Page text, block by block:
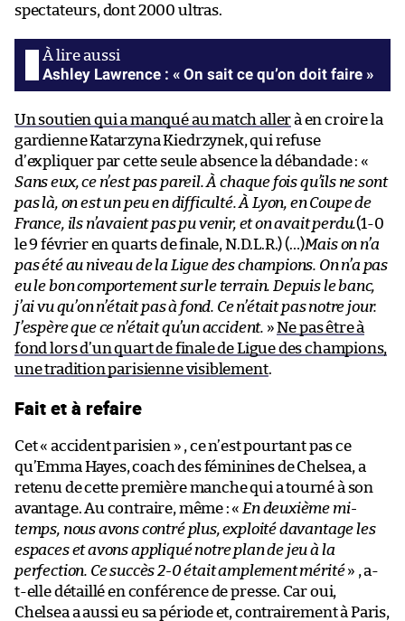
spectateurs, dont 2000 ultras.
Ashley Lawrence : « On sait ce qu’on doit faire »
Un soutien qui a manqué au match allerà en croire la
gardienne Katarzyna Kiedrzynek, qui refuse
d’expliquer par cette seule absence la débandade : «
Sans eux, ce n’est pas pareil. À chaque fois qu’ils ne sont
pas là, on est un peu en difficulté. À Lyon, en Coupe de
France, ils n’avaient pas pu venir, et on avait perdu.(1-0
le 9 février en quarts de finale, N.D.L.R.) (…)Mais on n’a
pas été au niveau de la Ligue des champions. On n’a pas
eu le bon comportement sur le terrain. Depuis le banc,
j’ai vu qu’on n’était pas à fond. Ce n’était pas notre jour.
J’espère que ce n’était qu’un accident. »Ne pas être à
fond lors d’un quart de finale de Ligue des champions,
une tradition parisienne visiblement.
Fait et à refaire
Cet « accident parisien » , ce n’est pourtant pas ce
qu’Emma Hayes, coach des féminines de Chelsea, a
retenu de cette première manche qui a tourné à son
avantage. Au contraire, même : « En deuxième mi-
temps, nous avons contré plus, exploité davantage les
espaces et avons appliqué notre plan de jeu à la
perfection. Ce succès 2-0 était amplement mérité» , a-
t-elle détaillé en conférence de presse. Car oui,
Chelsea a aussi eu sa période et, contrairement à Paris,